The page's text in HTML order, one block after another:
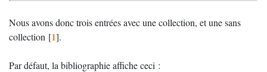
Nous avons donc trois entrées avec une collection, et une sans
collection [1].
Par défaut, la bibliographie affiche ceci :